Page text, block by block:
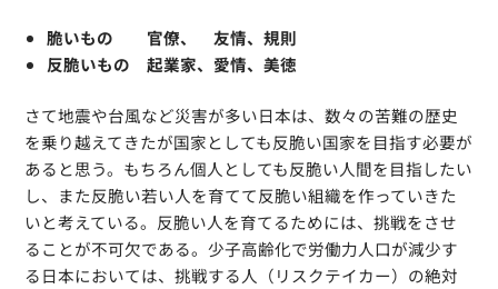
脆いもの
官僚、 友情、規則
反脆いもの 起業家、愛情、美徳
さて地震や台風など災害が多い日本は、数々の苦難の歴史
を乗り越えてきたが国家としても反脆い国家を目指す必要が
あると思う。もちろん個人としても反脆い人間を目指したい
し、また反脆い若い人を育てて反脆い組織を作っていきた
いと考えている。反脆い人を育てるためには、挑戦をさせ
ることが不可欠である。少子高齢化で労働力人口が減少す
る日本においては、挑戦する人（リスクテイカー）の絶対